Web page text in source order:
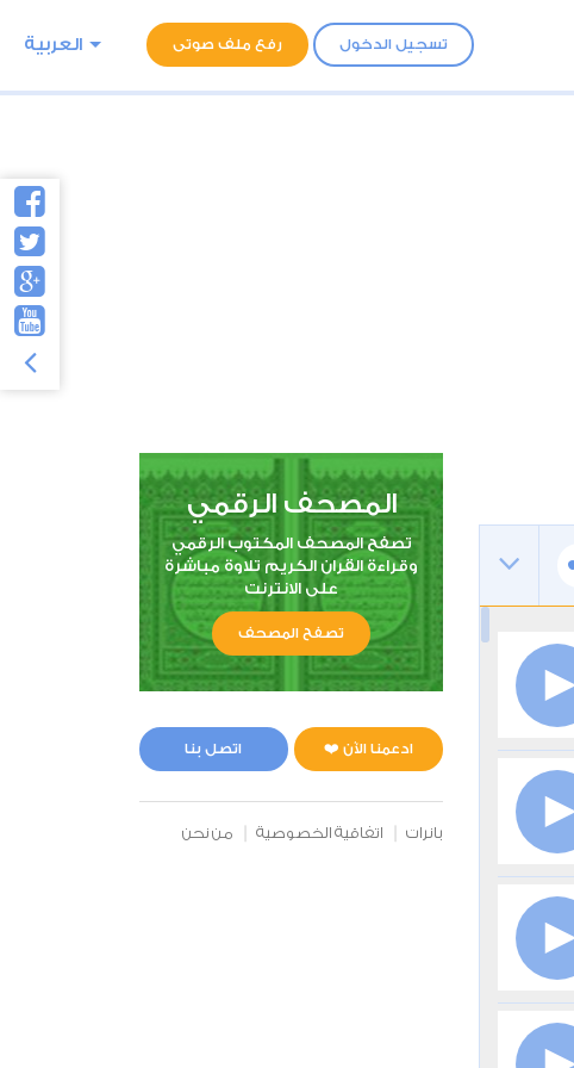
تسجيل الدخول رفع ملف صوتى العربية
المصحف الرقمي
تصفح المصحف المكتوب الرقمي
وقراءة القران الكريم تلاوة مباشرة
على الانترنت
تصفح المصحف
ادعمنا الآن ❤️ اتصل بنا
بانرات اتفاقية الخصوصية من نحن